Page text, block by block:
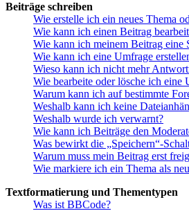
Beiträge schreiben
Wie erstelle ich ein neues Thema
Wie kann ich einen Beitrag
Wie kann ich meinem Beitrag eine
Wie kann ich eine Umfrage
Wieso kann ich nicht mehr
Wie bearbeite oder lösche ich eine
Warum kann ich auf bestimmte
Weshalb kann ich keine
Weshalb wurde ich verwarnt?
Wie kann ich Beiträge den
Was bewirkt die „Speichern“-
Warum muss mein Beitrag erst
Wie markiere ich ein Thema als
Textformatierung und Thementypen
Was ist BBCode?